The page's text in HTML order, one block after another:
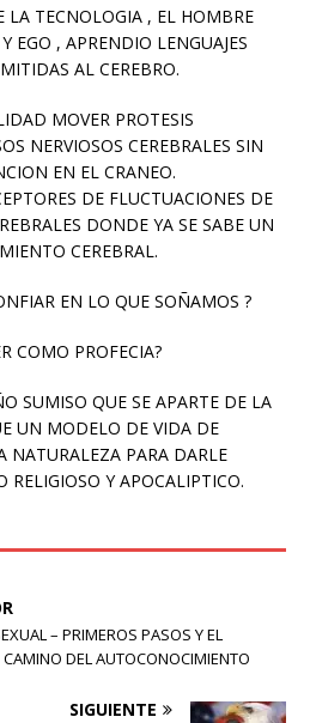
LA TECNOLOGIA , EL HOMBRE
EGO , APRENDIO LENGUAJES
AL CEREBRO.
MOVER PROTESIS
NERVIOSOS CEREBRALES SIN
EN EL CRANEO.
DE FLUCTUACIONES DE
DONDE YA SE SABE UN
CEREBRAL.
EN LO QUE SOÑAMOS ?
COMO PROFECIA?
SUMISO QUE SE APARTE DE LA
UN MODELO DE VIDA DE
NATURALEZA PARA DARLE
RELIGIOSO Y APOCALIPTICO.
– PRIMEROS PASOS Y EL
DEL AUTOCONOCIMIENTO
SIGUIENTE